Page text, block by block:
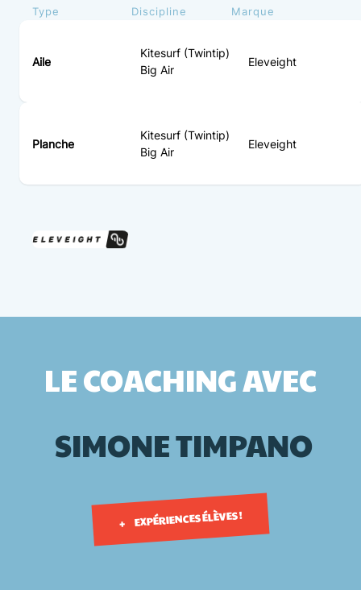
Type Discipline Marque
Aile
Kitesurf (Twintip)
Big Air
Eleveight
Planche
Kitesurf (Twintip)
Big Air
Eleveight
LE COACHING AVEC
SIMONETIMPANO
+ EXPÉRIENCES ÉLÈVES !